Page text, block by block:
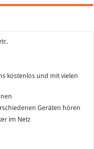
kostenlos und mit vielen
Geräten hören
im Netz